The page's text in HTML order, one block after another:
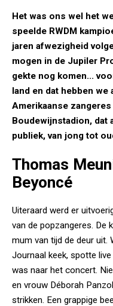
Het was ons wel het
speelde RWDM
jaren afwezigheid
mogen in de Jupiler
gekte nog komen...
land en dat hebben we
Amerikaanse
Boudewijnstadion, dat
publiek, van jong tot
Thomas
Beyoncé
Uiteraard werd er
van de popzangeres. De
mum van tijd de deur uit.
Journaal keek, spotte
was naar het concert.
en vrouw Déborah
strikken. Een grappige